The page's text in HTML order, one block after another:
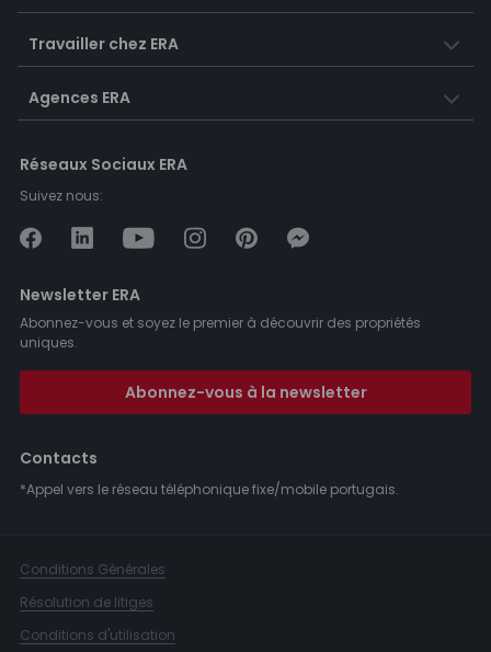
Travailler chez ERA
Agences ERA
Réseaux Sociaux ERA
Suivez nous:
Newsletter ERA
Abonnez-vous et soyez le premier à découvrir des propriétés
uniques.
Abonnez-vous à la newsletter
Contacts
*Appel vers le réseau téléphonique fixe/mobile portugais.
Conditions Générales
Résolution de litiges
Conditions d'utilisation